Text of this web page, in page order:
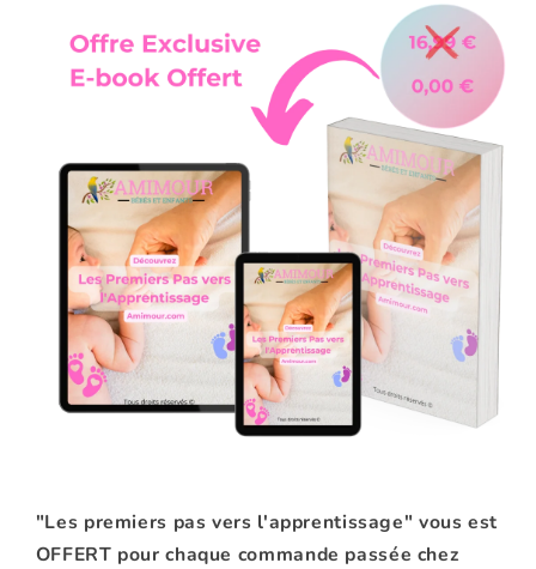
"Les premiers pas vers l'apprentissage" vous est
OFFERT pour chaque commande passée chez